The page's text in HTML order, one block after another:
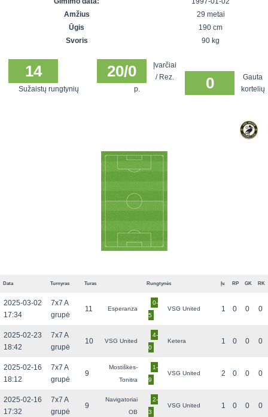
SFL rudens
Snaigės taurė
čempionatas
Vilnius
Amžius
29 metai
Ūgis
190 cm
Svoris
90 kg
14
Sužaistų rungtynių
20/0
Įvarčiai
/ Rez.
p.
0
Gauta
kortelių
Data Turnyras Turas Rungtynės Įv. RP GK RK
2025-03-02
17:34
7x7 A
grupė
11 Esperanza
0-
5
VSG United 1 0 0 0
2025-02-23
18:42
7x7 A
grupė
10 VSG United
4-
0
Ketera 1 0 0 0
2025-02-16
18:12
7x7 A
grupė
9
Mostiškės-
Tonitra
1-
9
VSG United 2 0 0 0
2025-02-16
17:32
7x7 A
grupė
9
Navigatoriai
OB
2-
3
VSG United 1 0 0 0